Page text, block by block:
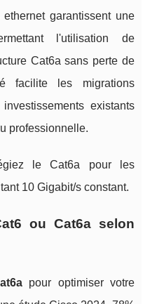
garantissent une
l'utilisation de
Cat6a sans perte de
facilite les migrations
existants
professionnelle.
le Cat6a pour les
10 Gigabit/s constant.
ou Cat6a selon
pour optimiser votre